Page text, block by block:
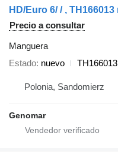
Precio a consultar
Manguera
Estado nuevo TH166013
Polonia, Sandomierz
Genomar